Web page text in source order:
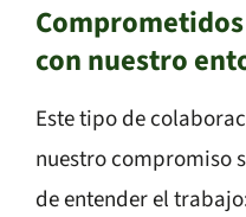
con nuestro
Este tipo de
nuestro compromiso
de entender el